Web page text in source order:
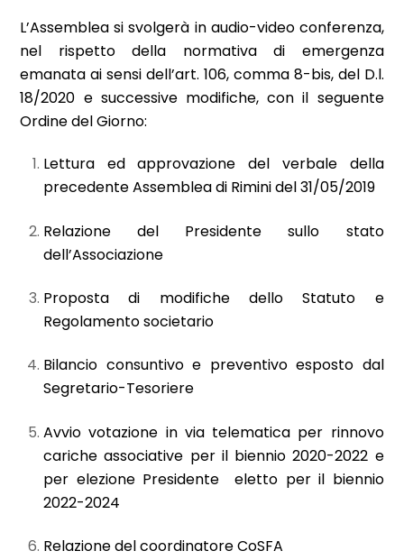
L’Assemblea si svolgerà in audio-video conferenza,
nel rispetto della normativa di emergenza
emanata ai sensi dell’art. 106, comma 8-bis, del D.l.
18/2020 e successive modifiche, con il seguente
Ordine del Giorno:
Lettura ed approvazione del verbale della
precedente Assemblea di Rimini del 31/05/2019
Relazione del Presidente sullo stato
dell’Associazione
Proposta di modifiche dello Statuto e
Regolamento societario
Bilancio consuntivo e preventivo esposto dal
Segretario-Tesoriere
Avvio votazione in via telematica per rinnovo
cariche associative per il biennio 2020-2022 e
per elezione Presidente eletto per il biennio
2022-2024
Relazione del coordinatore CoSFA